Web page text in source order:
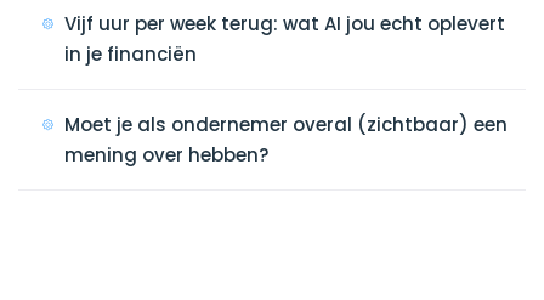
Vijf uur per week terug: wat AI jou echt oplevert
in je financiën
Moet je als ondernemer overal (zichtbaar) een
mening over hebben?